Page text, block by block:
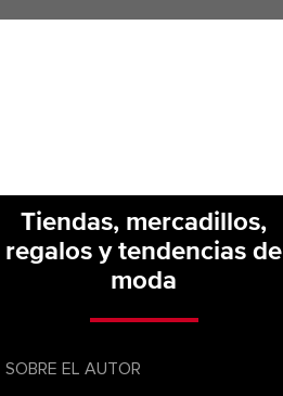
Tiendas, mercadillos,
regalos y tendencias de
moda
SOBRE EL AUTOR